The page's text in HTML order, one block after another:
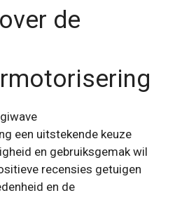
de
een uitstekende keuze
en gebruiksgemak wil
recensies getuigen
en de